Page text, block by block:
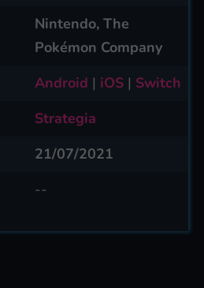
Nintendo, The
Pokémon Company
Android | iOS| Switch
Strategia
21/07/2021
--